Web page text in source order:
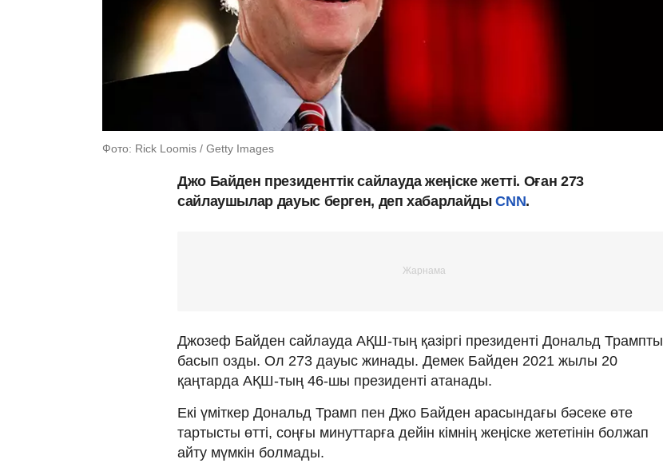
Фото: Rick Loomis / Getty Images
Джо Байден президенттік сайлауда жеңіске жетті. Оған 273
сайлаушылар дауыс берген, деп хабарлайдыCNN.
Джозеф Байден сайлауда АҚШ-тың қазіргі президенті Дональд Трампты
басып озды. Ол 273 дауыс жинады. Демек Байден 2021 жылы 20
қаңтарда АҚШ-тың 46-шы президенті атанады.
Екі үміткер Дональд Трамп пен Джо Байден арасындағы бәсеке өте
тартысты өтті, соңғы минуттарға дейін кімнің жеңіске жететінін болжап
айту мүмкін болмады.